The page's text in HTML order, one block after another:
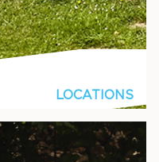
LOCATIONS